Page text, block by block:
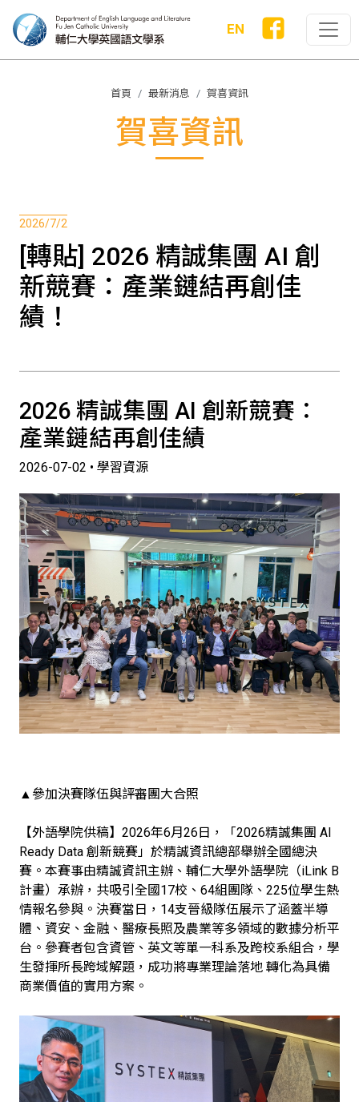
EN
首頁 最新消息 賀喜資訊
賀喜資訊
2026/7/2
[轉貼] 2026 精誠集團 AI 創
新競賽：產業鏈結再創佳
績！
2026 精誠集團 AI 創新競賽：
產業鏈結再創佳績
2026-07-02 • 學習資源
▲參加決賽隊伍與評審團大合照
【外語學院供稿】2026年6月26日，「2026精誠集團 AI
Ready Data 創新競賽」於精誠資訊總部舉辦全國總決
賽。本賽事由精誠資訊主辦、輔仁大學外語學院（iLink B
計畫）承辦，共吸引全國17校、64組團隊、225位學生熱
情報名參與。決賽當日，14支晉級隊伍展示了涵蓋半導
體、資安、金融、醫療長照及農業等多領域的數據分析平
台。參賽者包含資管、英文等單一科系及跨校系組合，學
生發揮所長跨域解題，成功將專業理論落地 轉化為具備
商業價值的實用方案。